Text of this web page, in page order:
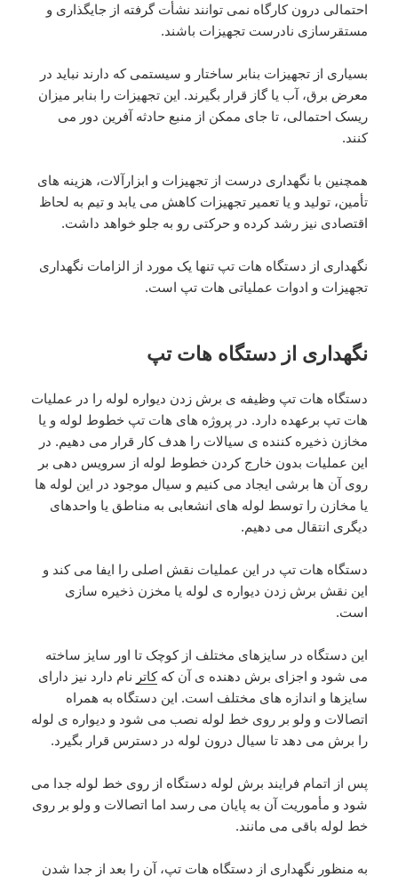
احتمالی درون کارگاه نمی توانند نشأت گرفته از جایگذاری و
مستقرسازی نادرست تجهیزات باشند.
بسیاری از تجهیزات بنابر ساختار و سیستمی که دارند نباید در
معرض برق، آب یا گاز قرار بگیرند. این تجهیزات را بنابر میزان
ریسک احتمالی، تا جای ممکن از منبع حادثه آفرین دور می
کنند.
همچنین با نگهداری درست از تجهیزات و ابزارآلات، هزینه های
تأمین، تولید و یا تعمیر تجهیزات کاهش می یابد و تیم به لحاظ
اقتصادی نیز رشد کرده و حرکتی رو به جلو خواهد داشت.
نگهداری از دستگاه هات تپ تنها یک مورد از الزامات نگهداری
تجهیزات و ادوات عملیاتی هات تپ است.
نگهداری از دستگاه هات تپ
دستگاه هات تپ وظیفه ی برش زدن دیواره لوله را در عملیات
هات تپ برعهده دارد. در پروژه های هات تپ خطوط لوله و یا
مخازن ذخیره کننده ی سیالات را هدف کار قرار می دهیم. در
این عملیات بدون خارج کردن خطوط لوله از سرویس دهی بر
روی آن ها برشی ایجاد می کنیم و سیال موجود در این لوله ها
یا مخازن را توسط لوله های انشعابی به مناطق یا واحدهای
دیگری انتقال می دهیم.
دستگاه هات تپ در این عملیات نقش اصلی را ایفا می کند و
این نقش برش زدن دیواره ی لوله یا مخزن ذخیره سازی
است.
این دستگاه در سایزهای مختلف از کوچک تا اور سایز ساخته
می شود و اجزای برش دهنده ی آن کهکاتر نام دارد نیز دارای
سایزها و اندازه های مختلف است. این دستگاه به همراه
اتصالات و ولو بر روی خط لوله نصب می شود و دیواره ی لوله
را برش می دهد تا سیال درون لوله در دسترس قرار بگیرد.
پس از اتمام فرایند برش لوله دستگاه از روی خط لوله جدا می
شود و مأموریت آن به پایان می رسد اما اتصالات و ولو بر روی
خط لوله باقی می مانند.
به منظور نگهداری از دستگاه هات تپ، آن را بعد از جدا شدن